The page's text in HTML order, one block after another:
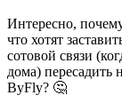
Интересно,
что хотят
сотовой связи
дома) пересадить
ByFly? 🤔